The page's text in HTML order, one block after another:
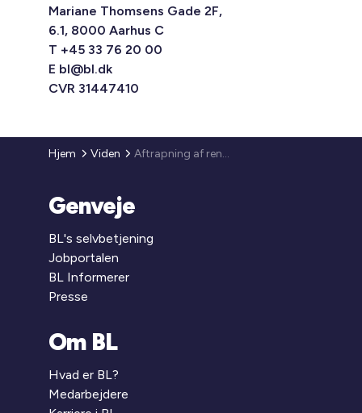
Mariane Thomsens Gade 2F,
6.1, 8000 Aarhus C
T +45 33 76 20 00
E bl@bl.dk
CVR 31447410
Hjem Viden Aftrapning af rentesikring og bestyrelsesvederlag
Genveje
BL's selvbetjening
Jobportalen
BL Informerer
Presse
Om BL
Hvad er BL?
Medarbejdere